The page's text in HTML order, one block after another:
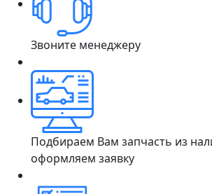
Звоните менеджеру
Подбираем Вам запчасть из
оформляем заявку